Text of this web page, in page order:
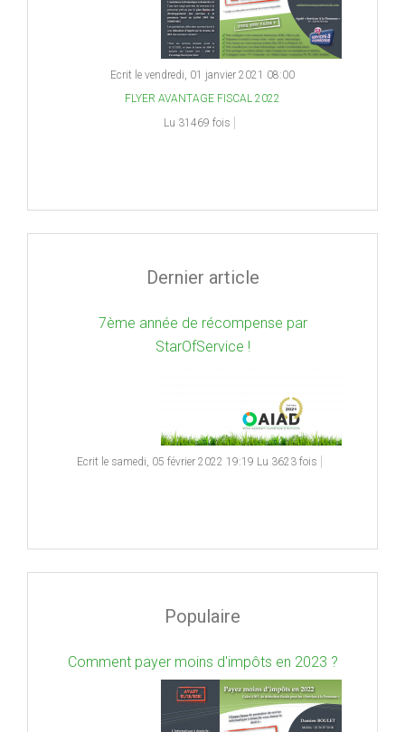
Ecrit le vendredi, 01 janvier 2021 08:00
FLYER AVANTAGE FISCAL 2022
Lu 31469 fois
Dernier article
7ème année de récompense par
StarOfService !
Ecrit le samedi, 05 février 2022 19:19 Lu 3623 fois
Populaire
Comment payer moins d'impôts en 2023 ?